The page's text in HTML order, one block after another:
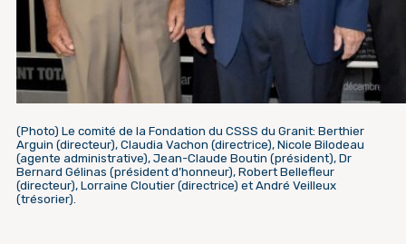
(Photo) Le comité de la Fondation du CSSS du Granit: Berthier
Arguin (directeur), Claudia Vachon (directrice), Nicole Bilodeau
(agente administrative), Jean-Claude Boutin (président), Dr
Bernard Gélinas (président d’honneur), Robert Bellefleur
(directeur), Lorraine Cloutier (directrice) et André Veilleux
(trésorier).